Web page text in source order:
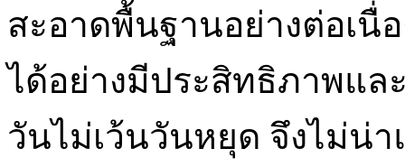
สะอาดพื้นฐานอย่างต่อเนื่
ได้อย่างมีประสิทธิภาพแล
วันไม่เว้นวันหยุด จึงไม่น่